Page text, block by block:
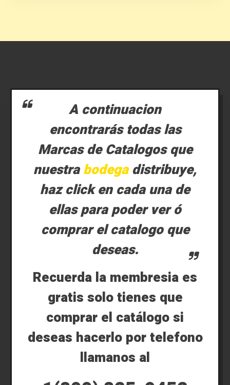
A continuacion
encontrarás todas las
Marcas de Catalogos que
nuestrabodegadistribuye,
haz click en cada una de
ellas para poder ver ó
comprar el catalogo que
deseas.
Recuerda la membresia es
gratis solo tienes que
comprar el catálogo si
deseas hacerlo por telefono
llamanos al